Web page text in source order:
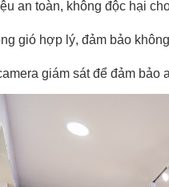
an toàn, không độc hại
gió hợp lý, đảm bảo
giám sát để đảm bảo